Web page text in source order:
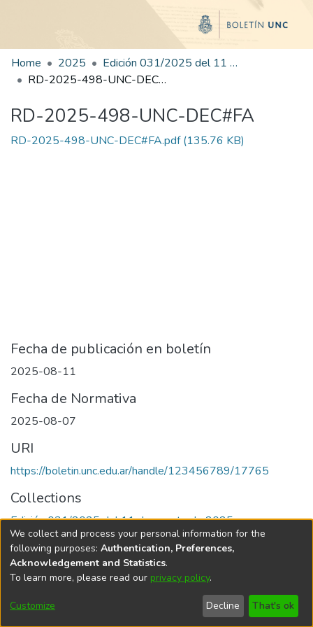
Home 2025
Edición 031/2025 del 11 de agosto de 2025
RD-2025-498-UNC-DEC#FA
RD-2025-498-UNC-DEC#FA
RD-2025-498-UNC-DEC#FA.pdf(135.76 KB)
Fecha de publicación en boletín
2025-08-11
Fecha de Normativa
2025-08-07
URI
https://boletin.unc.edu.ar/handle/123456789/17765
Collections
Edición 031/2025 del 11 de agosto de 2025
Universidad Nacional de Córdoba
We collect and process your personal information for the
following purposes: Authentication, Preferences,
Acknowledgement and Statistics.
To learn more, please read our privacy policy.
Customize Decline That's ok